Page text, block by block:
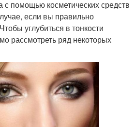
с помощью косметических средств
если вы правильно
углубиться в тонкости
рассмотреть ряд некоторых